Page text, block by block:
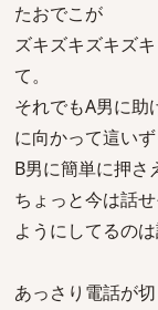
たおでこが
ズキズキズキズ
て。
それでもA男に助
に向かって這いず
B男に簡単に押さ
ちょっと今は話
ようにしてるの
あっさり電話が